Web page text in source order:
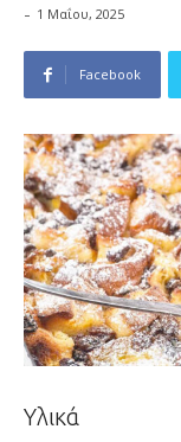
- 1 Μαΐου, 2025
Facebook
Υλικά